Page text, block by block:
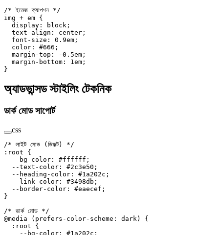
/* ইমেজ ক্যাপশন */
img + em {
  display
: block ;
  text-align
: center ;
  font-size
: 0.9em ;
  color
: #666 ;
  margin-top
: -0.5em ;
  margin-bottom
: 1em ;
}
অ্যাডভান্সড স্টাইলিং টেকনিক
ডার্ক মোড সাপোর্ট
css
/* লাইট মোড (ডিফল্ট) */
:root {
  --bg-color
: #ffffff ;
  --text-color
: #2c3e50 ;
  --heading-color
: #1a202c ;
  --link-color
: #3498db ;
  --border-color
: #eaecef ;
}
/* ডার্ক মোড */
@media (prefers-color-scheme: dark) {
  :root
{
    --bg-color
: #1a202c ;